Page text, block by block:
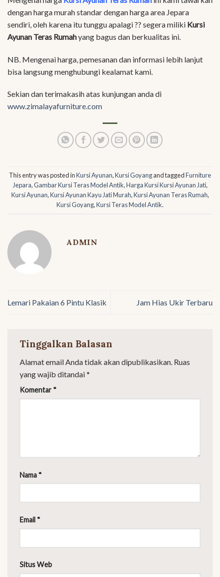
dengan harga murah standar dengan harga area Jepara
sendiri, oleh karena itu tunggu apalagi ?? segera miliki Kursi
Ayunan Teras Rumahyang bagus dan berkualitas ini.
NB. Mengenai harga, pemesanan dan informasi lebih lanjut
bisa langsung menghubungi kealamat kami.
Sekian dan terimakasih atas kunjungan anda di
www.zimalayafurniture.com
This entry was posted inKursi Ayunan,Kursi Goyangand taggedFurniture
Jepara,Gambar Kursi Teras Model Antik,Harga Kursi Kursi Ayunan Jati,
Kursi Ayunan,Kursi Ayunan Kayu Jati Murah,Kursi Ayunan Teras Rumah,
Kursi Goyang,Kursi Teras Model Antik.
ADMIN
Lemari Pakaian 6 Pintu Klasik Jam Hias Ukir Terbaru
Tinggalkan Balasan
Alamat email Anda tidak akan dipublikasikan. Ruas
yang wajib ditandai*
Komentar *
Nama *
Email *
Situs Web